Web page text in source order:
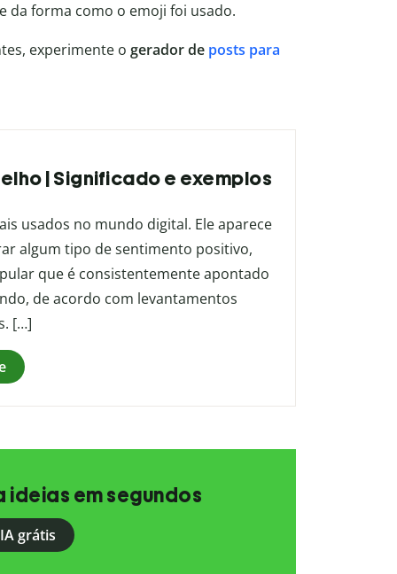
da forma como o emoji foi usado.
experimente o gerador de posts para
| Significado e exemplos
usados no mundo digital. Ele aparece
algum tipo de sentimento positivo,
que é consistentemente apontado
de acordo com levantamentos
[…]
ideias em segundos
grátis